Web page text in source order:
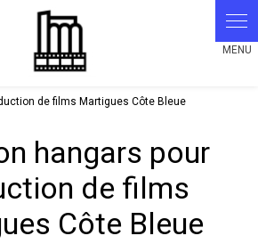
de films Martigues Côte Bleue
hangars pour
de films
Côte Bleue
cookies